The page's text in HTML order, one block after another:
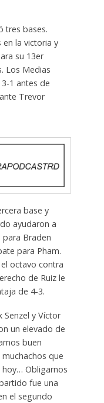
tres bases.
la victoria y
su 13er
Los Medias
1 antes de
Trevor
base y
ayudaron a
Braden
para Pham.
octavo contra
de Ruiz le
de 4-3.
Senzel y Víctor
un elevado de
buen
que
hoy… Obligarnos
fue una
el segundo